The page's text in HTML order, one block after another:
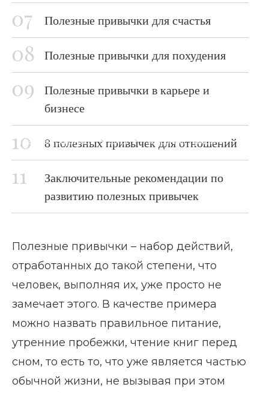
Главная страница Блог Полезные привычки
Полезные привычки для счастья
Полезные привычки для похудения
Полезные привычки в карьере и
бизнесе
8 полезных привычек для отношений
Заключительные рекомендации по
развитию полезных привычек
Полезные привычки – набор действий,
отработанных до такой степени, что
человек, выполняя их, уже просто не
замечает этого. В качестве примера
можно назвать правильное питание,
утренние пробежки, чтение книг перед
сном, то есть то, что уже является частью
обычной жизни, не вызывая при этом